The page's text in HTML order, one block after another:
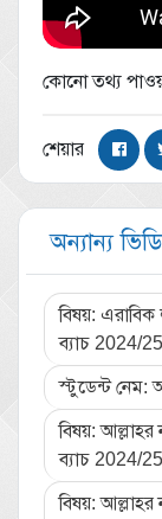
কোনো তথ্য
শেয়ার
অন্যান্য
বিষয়:
ব্যাচ 2024/
স্টুডেন্ট নেম:
বিষয়:
ব্যাচ 2024/
বিষয়: